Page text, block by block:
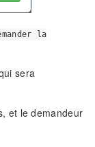
la
sera
et le demandeur